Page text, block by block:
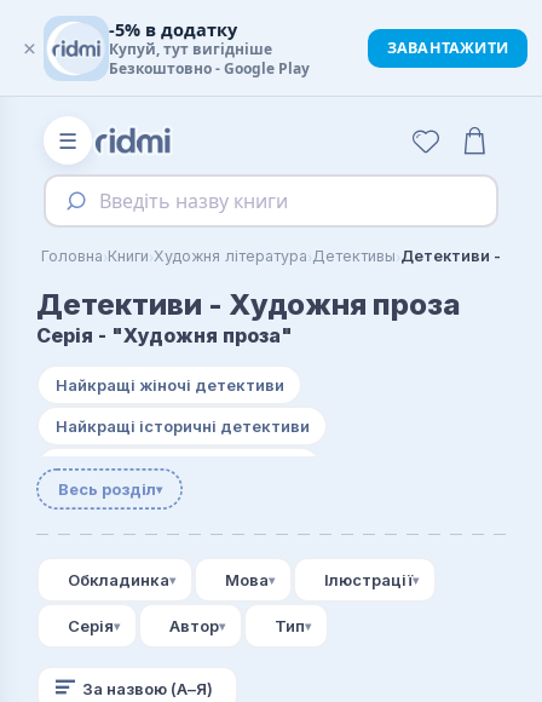
☰
Введіть назву книги
Головна›Книги›Художня література›Детективы›Детективи -
Детективи - Художня проза
Серія - "Художня проза"
Найкращі жіночі детективи
Найкращі історичні детективи
Найкращі містичні детективи
Весь розділ▾
Обкладинка Мова Ілюстрації
Серія Автор Тип
За назвою (А–Я)
×
-5% в додатку
Купуй, тут вигідніше
Безкоштовно - Google Play
ЗАВАНТАЖИТИ